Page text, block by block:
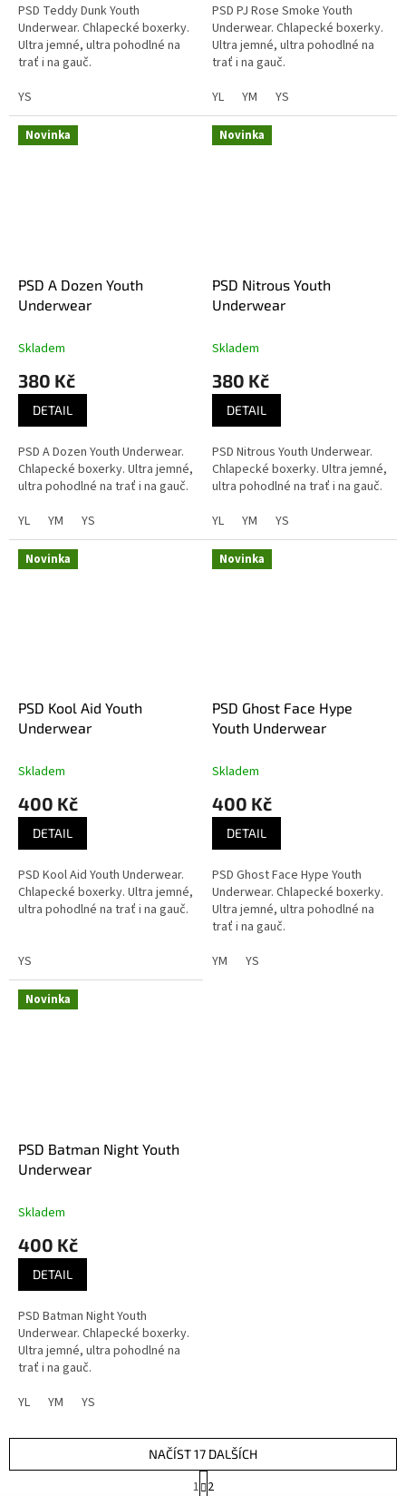
PSD Teddy Dunk Youth
Underwear. Chlapecké boxerky.
Ultra jemné, ultra pohodlné na
trať i na gauč.
YS
PSD PJ Rose Smoke Youth
Underwear. Chlapecké boxerky.
Ultra jemné, ultra pohodlné na
trať i na gauč.
YL
YM YS
Novinka
PSD A Dozen Youth
Underwear
Skladem
380 Kč
DETAIL
PSD A Dozen Youth Underwear.
Chlapecké boxerky. Ultra jemné,
ultra pohodlné na trať i na gauč.
YL
YM YS
Novinka
PSD Nitrous Youth
Underwear
Skladem
380 Kč
DETAIL
PSD Nitrous Youth Underwear.
Chlapecké boxerky. Ultra jemné,
ultra pohodlné na trať i na gauč.
YL
YM YS
Novinka
PSD Kool Aid Youth
Underwear
Skladem
400 Kč
DETAIL
PSD Kool Aid Youth Underwear.
Chlapecké boxerky. Ultra jemné,
ultra pohodlné na trať i na gauč.
YS
Novinka
PSD Ghost Face Hype
Youth Underwear
Skladem
400 Kč
DETAIL
PSD Ghost Face Hype Youth
Underwear. Chlapecké boxerky.
Ultra jemné, ultra pohodlné na
trať i na gauč.
YM
YS
Novinka
PSD Batman Night Youth
Underwear
Skladem
400 Kč
DETAIL
PSD Batman Night Youth
Underwear. Chlapecké boxerky.
Ultra jemné, ultra pohodlné na
trať i na gauč.
YL
YM YS
NAČÍST 17 DALŠÍCH
1 2